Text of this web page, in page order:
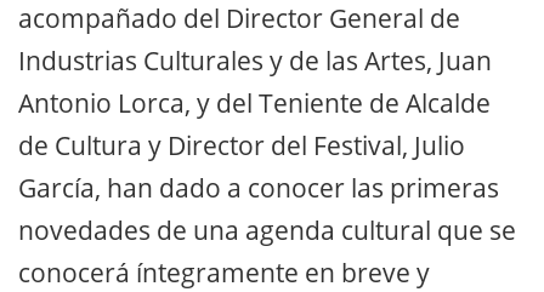
acompañado del Director General de
Industrias Culturales y de las Artes, Juan
Antonio Lorca, y del Teniente de Alcalde
de Cultura y Director del Festival, Julio
García, han dado a conocer las primeras
novedades de una agenda cultural que se
conocerá íntegramente en breve y